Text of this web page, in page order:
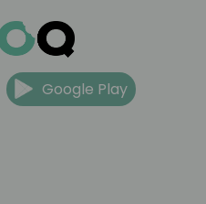
Google Play